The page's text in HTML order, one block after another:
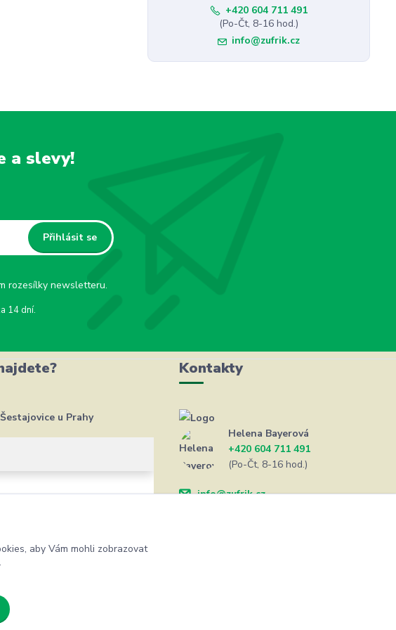
+420 604 711 491
(Po-Čt, 8-16 hod.)
info@zufrik.cz
a slevy!
Přihlásit se
rozesílky newsletteru.
14 dní.
u Prahy
Kontakty
Helena Bayerová
+420 604 711 491
(Po-Čt, 8-16 hod.)
info@zufrik.cz
aby Vám mohli zobrazovat